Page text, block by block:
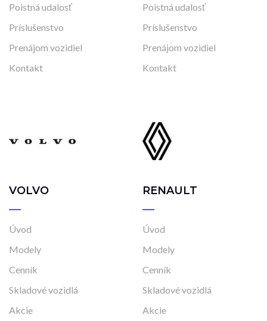
Poistná udalosť
Príslušenstvo
Prenájom vozidiel
Kontakt
Poistná udalosť
Príslušenstvo
Prenájom vozidiel
Kontakt
VOLVO
Úvod
Modely
Cenník
Skladové vozidlá
Akcie
RENAULT
Úvod
Modely
Cenník
Skladové vozidlá
Akcie